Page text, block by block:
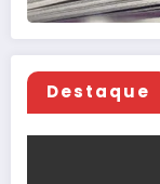
Destaque